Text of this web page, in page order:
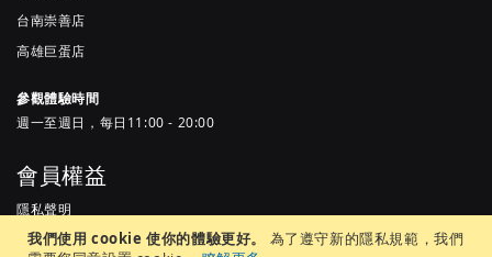
我們使用 cookie 使你的體驗更好。
為了遵守新的隱私規範，我們
台南崇善店
高雄巨蛋店
參觀體驗時間
週一至週日，每日11:00 - 20:00
會員權益
隱私聲明
服務條款